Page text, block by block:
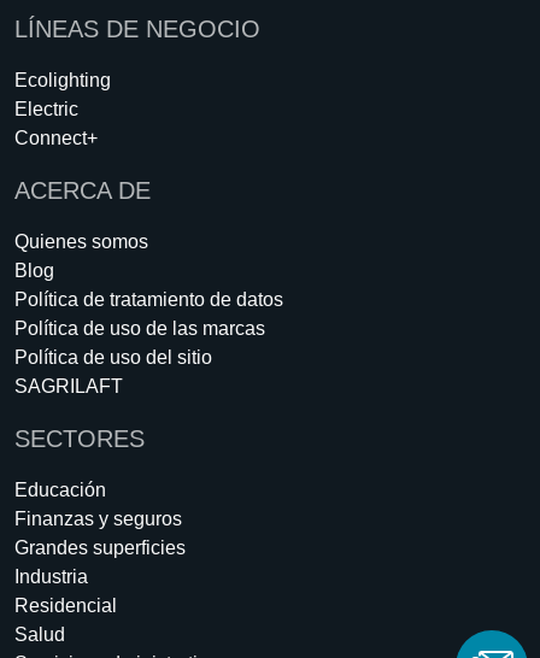
LÍNEAS DE NEGOCIO
Ecolighting
Electric
Connect+
ACERCA DE
Quienes somos
Blog
Política de tratamiento de datos
Política de uso de las marcas
Política de uso del sitio
SAGRILAFT
SECTORES
Educación
Finanzas y seguros
Grandes superficies
Industria
Residencial
Salud